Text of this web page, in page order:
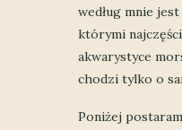
według mnie
którymi
akwarystyce
chodzi tylko o
Poniżej